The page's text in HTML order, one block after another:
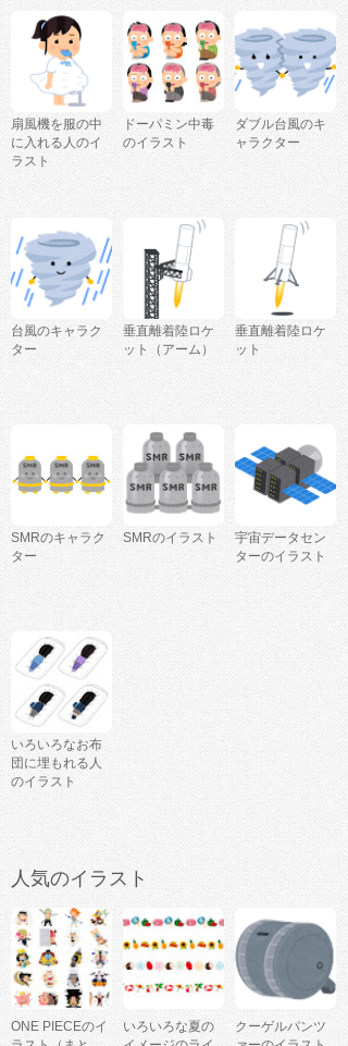
扇風機を服の中
に入れる人のイ
ラスト
ドーパミン中毒
のイラスト
ダブル台風のキ
ャラクター
台風のキャラク
ター
垂直離着陸ロケ
ット（アーム）
垂直離着陸ロケ
ット
SMRのキャラク
ター
SMRのイラスト
宇宙データセン
ターのイラスト
いろいろなお布
団に埋もれる人
のイラスト
人気のイラスト
ONE PIECEのイ
いろいろな夏の
クーゲルパンツ